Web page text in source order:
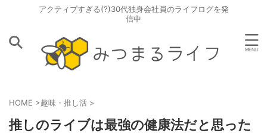
アクティブすぎる(?)30代独身会社員のライフログを発
信中
HOME >趣味・推し活 >
推しのライブは最強の健康法だと思った